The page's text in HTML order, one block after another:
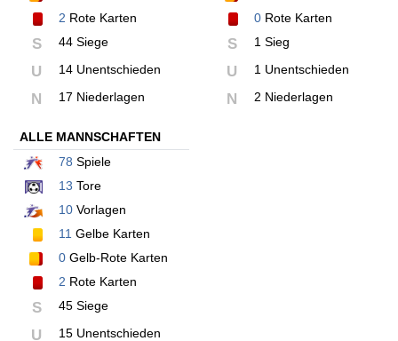
2 Rote Karten
S 44 Siege
U 14 Unentschieden
N 17 Niederlagen
0Rote Karten
S 1 Sieg
U 1 Unentschieden
N 2 Niederlagen
ALLE MANNSCHAFTEN
78 Spiele
13 Tore
10 Vorlagen
11 Gelbe Karten
0 Gelb-Rote Karten
2 Rote Karten
S 45 Siege
U 15 Unentschieden